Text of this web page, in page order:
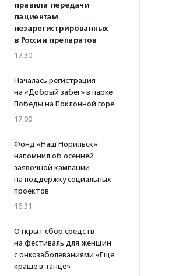
правила передачи
пациентам
незарегистрированных
в России препаратов
17:30
Началась регистрация
на «Добрый забег» в парке
Победы на Поклонной горе
17:00
Фонд «Наш Норильск»
напомнил об осенней
заявочной кампании
на поддержку социальных
проектов
16:31
Открыт сбор средств
на фестиваль для женщин
с онкозаболеваниями «Еще
краше в танце»